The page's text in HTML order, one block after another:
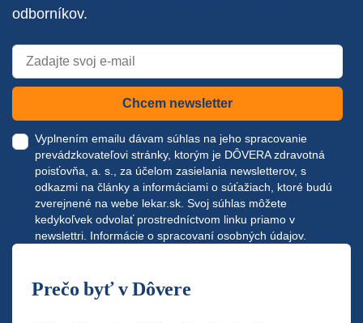
odborníkov.
Chcem newsletter
Vyplnením emailu dávam súhlas na jeho spracovanie
prevádzkovateľovi stránky, ktorým je DÔVERA zdravotná
poisťovňa, a. s., za účelom zasielania newsletterov, s
odkazmi na články a informáciami o súťažiach, ktoré budú
zverejnené na webe lekar.sk . Svoj súhlas môžete
kedykoľvek odvolať prostredníctvom linku priamo v
newslettri. Informácie o spracovaní osobných údajov.
Prečo byť v Dôvere